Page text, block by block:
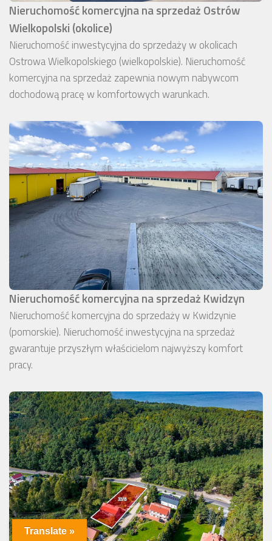
Nieruchomość komercyjna na sprzedaż Ostrów
Wielkopolski (okolice)
Nieruchomość inwestycyjna do sprzedaży w okolicach
Ostrowa Wielkopolskiego (wielkopolskie). Nieruchomość
komercyjna na sprzedaż zapewnia nowym nabywcom
dochodową pracę w komfortowych warunkach.
Nieruchomość komercyjna na sprzedaż Kwidzyn
Nieruchomość komercyjna do sprzedaży w Kwidzynie
(pomorskie). Nieruchomość inwestycyjna na sprzedaż
gwarantuje przyszłym właścicielom najwyższy komfort
pracy.
Translate »